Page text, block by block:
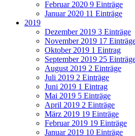
Februar 2020 9 Einträge
Januar 2020 11 Einträge
2019
Dezember 2019 3 Einträge
November 2019 17
Oktober 2019 1 Eintrag
September 2019 25
August 2019 2 Einträge
Juli 2019 2 Einträge
Juni 2019 1 Eintrag
Mai 2019 5 Einträge
April 2019 2 Einträge
März 2019 19 Einträge
Februar 2019 19 Einträge
Januar 2019 10 Einträge